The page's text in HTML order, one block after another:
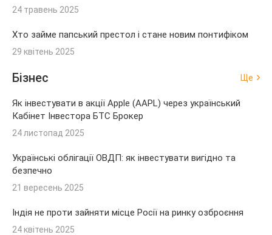
24 травень 2025
Хто займе папський престол і стане новим понтифіком
29 квітень 2025
Бізнес Ще
Як інвестувати в акції Apple (AAPL) через український
Кабінет Інвестора БТС Брокер
24 листопад 2025
Українські облігації ОВДП: як інвестувати вигідно та
безпечно
21 вересень 2025
Індія не проти зайняти місце Росії на ринку озброєння
24 квітень 2025